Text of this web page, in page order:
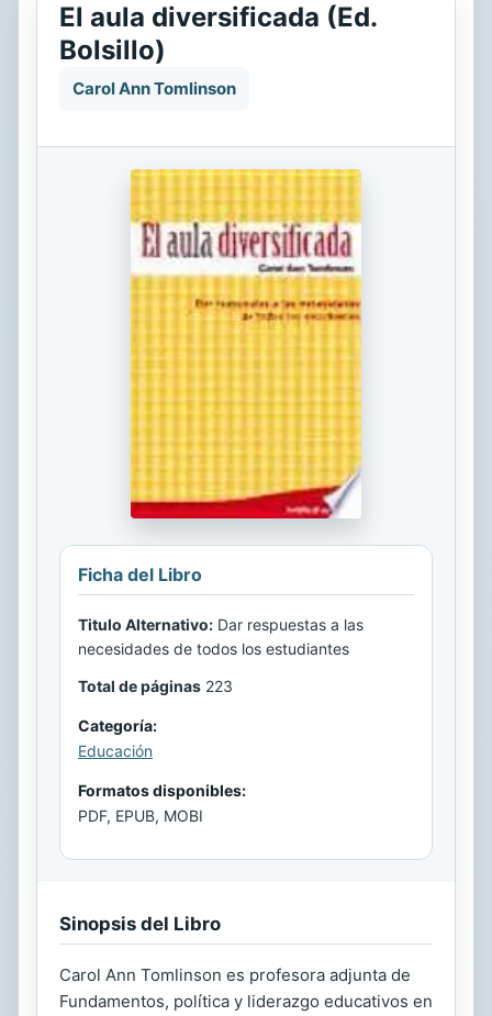
El aula diversificada (Ed.
Bolsillo)
Carol Ann Tomlinson
Ficha del Libro
Titulo Alternativo: Dar respuestas a las
necesidades de todos los estudiantes
Total de páginas 223
Categoría:
Educación
Formatos disponibles:
PDF, EPUB, MOBI
Sinopsis del Libro
Carol Ann Tomlinson es profesora adjunta de
Fundamentos, política y liderazgo educativos en